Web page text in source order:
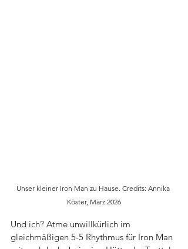
Unser kleiner Iron Man zu Hause. Credits: Annika
Köster, März 2026
Und ich? Atme unwillkürlich im
gleichmäßigen 5-5 Rhythmus für Iron Man